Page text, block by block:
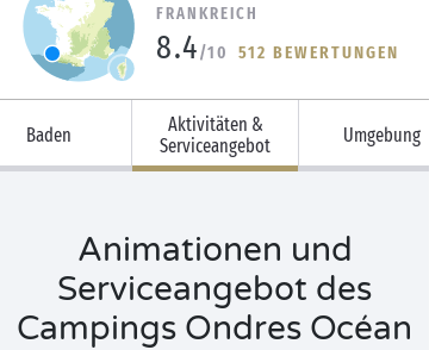
FRANKREICH
8.4/10 512 BEWERTUNGEN
Baden
Aktivitäten &
Serviceangebot
Umgebung
Animationen und
Serviceangebot des
Campings Ondres Océan